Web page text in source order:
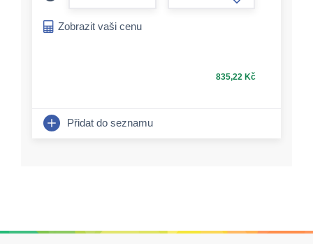
form.increase-
Zobrazit vaši cenu
835,22 Kč
Přidat do seznamu